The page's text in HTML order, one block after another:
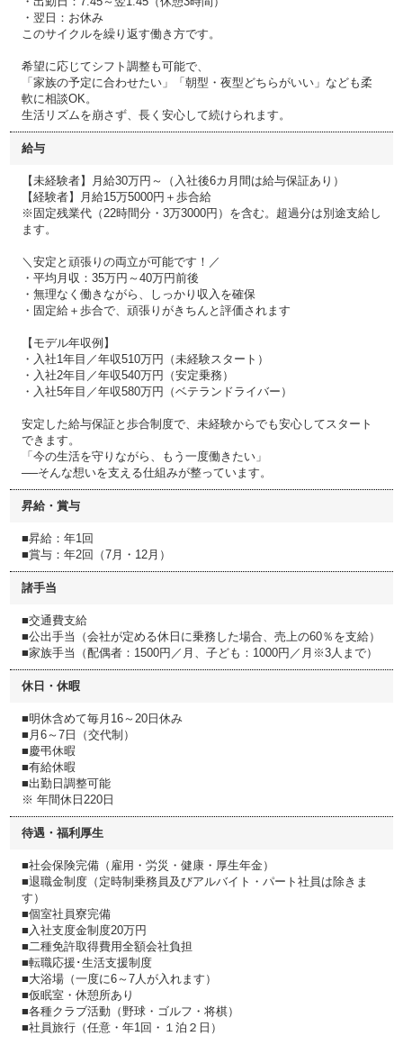
・翌日：お休み
このサイクルを繰り返す働き方です。
希望に応じてシフト調整も可能で、
「家族の予定に合わせたい」「朝型・夜型どちらがいい」なども柔
軟に相談OK。
生活リズムを崩さず、長く安心して続けられます。
給与
【未経験者】月給30万円～（入社後6カ月間は給与保証あり）
【経験者】月給15万5000円＋歩合給
※固定残業代（22時間分・3万3000円）を含む。超過分は別途支給し
ます。
＼安定と頑張りの両立が可能です！／
・平均月収：35万円～40万円前後
・無理なく働きながら、しっかり収入を確保
・固定給＋歩合で、頑張りがきちんと評価されます
【モデル年収例】
・入社1年目／年収510万円（未経験スタート）
・入社2年目／年収540万円（安定乗務）
・入社5年目／年収580万円（ベテランドライバー）
安定した給与保証と歩合制度で、未経験からでも安心してスタート
できます。
「今の生活を守りながら、もう一度働きたい」
──そんな想いを支える仕組みが整っています。
昇給・賞与
■昇給：年1回
■賞与：年2回（7月・12月）
諸手当
■交通費支給
■公出手当（会社が定める休日に乗務した場合、売上の60％を支給）
■家族手当（配偶者：1500円／月、子ども：1000円／月※3人まで）
休日・休暇
■明休含めて毎月16～20日休み
■月6～7日（交代制）
■慶弔休暇
■有給休暇
■出勤日調整可能
※ 年間休日220日
待遇・福利厚生
■社会保険完備（雇用・労災・健康・厚生年金）
■退職金制度（定時制乗務員及びアルバイト・パート社員は除きま
す）
■個室社員寮完備
■入社支度金制度20万円
■二種免許取得費用全額会社負担
■転職応援･生活支援制度
■大浴場（一度に6～7人が入れます）
■仮眠室・休憩所あり
■各種クラブ活動（野球・ゴルフ・将棋）
■社員旅行（任意・年1回・１泊２日）